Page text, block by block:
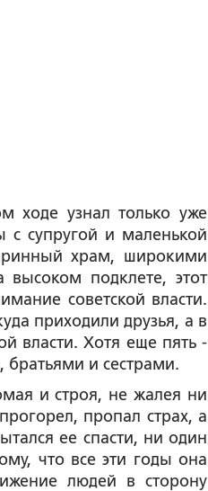
ходе узнал только уже
супругой и маленькой
храм, широкими
подклете, этот
советской власти.
приходили друзья, а в
власти. Хотя еще пять -
братьями и сестрами.
и строя, не жалея ни
пропал страх, а
ее спасти, ни один
что все эти годы она
людей в сторону